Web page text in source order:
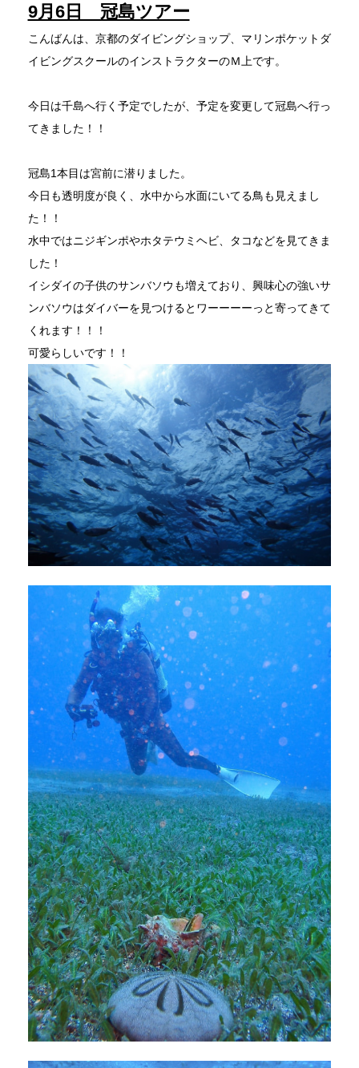
9月6日 冠島ツアー
こんばんは、京都のダイビングショップ、マリンポケットダ
イビングスクールのインストラクターのＭ上です。
今日は千島へ行く予定でしたが、予定を変更して冠島へ行っ
てきました！！
冠島1本目は宮前に潜りました。
今日も透明度が良く、水中から水面にいてる鳥も見えまし
た！！
水中ではニジギンポやホタテウミヘビ、タコなどを見てきま
した！
イシダイの子供のサンバソウも増えており、興味心の強いサ
ンバソウはダイバーを見つけるとワーーーーっと寄ってきて
くれます！！！
可愛らしいです！！